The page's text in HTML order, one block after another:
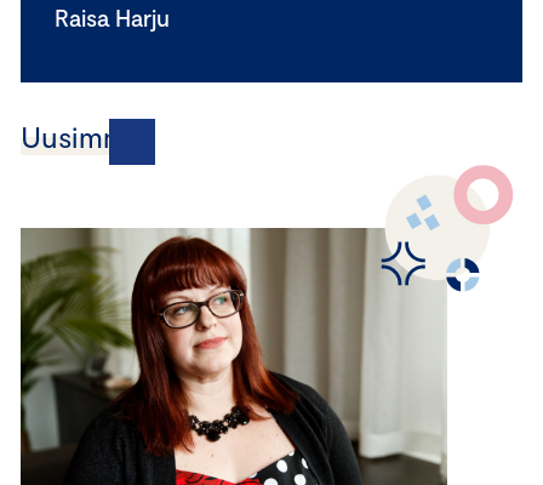
Raisa Harju
Uusimmat